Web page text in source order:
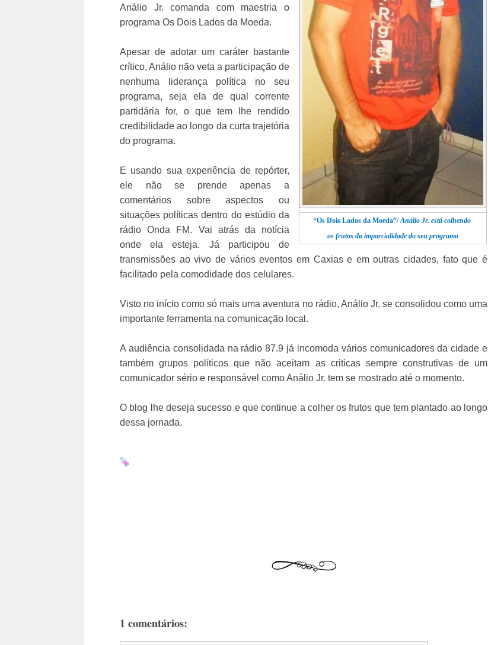
“Os Dois Lados da Moeda”/Análio Jr. está colhendo
os frutos da imparcialidade do seu programa
Análio Jr. comanda com maestria o
programa Os Dois Lados da Moeda.
Apesar de adotar um caráter bastante
crítico, Análio não veta a participação de
nenhuma liderança política no seu
programa, seja ela de qual corrente
partidária for, o que tem lhe rendido
credibilidade ao longo da curta trajetória
do programa.
E usando sua experiência de repórter,
ele não se prende apenas a
comentários sobre aspectos ou
situações políticas dentro do estúdio da
rádio Onda FM. Vai atrás da notícia
onde ela esteja. Já participou de
transmissões ao vivo de vários eventos em Caxias e em outras cidades, fato que é
facilitado pela comodidade dos celulares.
Visto no início como só mais uma aventura no rádio, Análio Jr. se consolidou como uma
importante ferramenta na comunicação local.
A audiência consolidada na rádio 87.9 já incomoda vários comunicadores da cidade e
também grupos políticos que não aceitam as criticas sempre construtivas de um
comunicador sério e responsável como Análio Jr. tem se mostrado até o momento.
O blog lhe deseja sucesso e que continue a colher os frutos que tem plantado ao longo
dessa jornada.
1 comentários: